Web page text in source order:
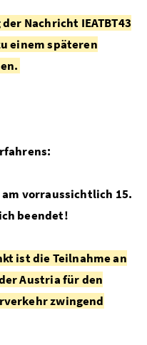
Nachricht IEATBT43
einem späteren
vorraussichtlich 15.
beendet!
ist die Teilnahme an
Austria für den
zwingend